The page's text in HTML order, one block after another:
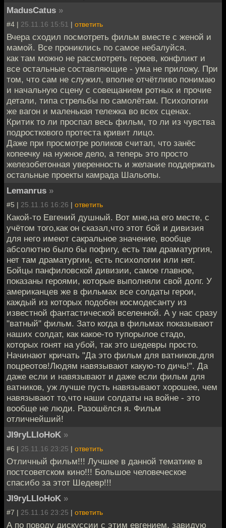
MadusCatus »
#4 | 25.11.16 15:51 | ответить
Вчера сходил посмотреть фильм вместе с женой и
мамой. Все прониклись по самое небалуйся.
как там можно не рассмотреть героев, конфликт и
все остальные составляющие - ума не приложу. При
том, что сам не служил, вполне отчётливо понимаю
и начальную сцену с совещанием ротных и прочие
детали, типа стрельбы по самолётам. Психологии
же вагон и маленькая тележка во всех сценах.
Критик то ли проспал весь фильм, то ли из чувства
подросткового протеста кривит лицо.
Даже при просмотре роликов считал, что занёс
копеечку на нужное дело, а теперь это просто
железобетонная уверенность и желание поддержать
остальные проекты камрада Шальопы.
Lemanrus »
#5 | 25.11.16 16:26 | ответить
Какой-то Евгений душный. Вот мне,на его месте, с
учётом того,как он сказал,что этот бой и дивизия
для него имеют сакральное значение, вообще
абсолютно было бы пофигу, есть там драматургия,
нет там драматургии, есть психологии или нет.
Бойцы панфиловской дивизии, самое главное,
показаны героями, которые выполняли свой долг. У
американцев же в фильмах все солдаты герои,
каждый из которых подобен космодесанту из
известной фантастической вселенной. А у нас сразу
"ватный" фильм. Зато когда в фильмах показывают
наших солдат, как какое-то тупорылое стадо,
которых гонят на убой, так это шедевры просто.
Начинают кричать "Да это фильм для ватников,для
поцреотов!Людям навязывают какую-то дичь!". Да
даже если и навязывают и даже если фильм для
ватников, уж лучше пусть навязывают хорошее, чем
навязывают то,что наши солдаты на войне - это
вообще не люди. Разошёлся я. Фильм
отличнейший!
JI9ryLLIoHoK »
#6 | 25.11.16 23:25 | ответить
Отличный фильм!!! Лучшее в данной тематике в
постсоветском кино!!! Большое человеческое
спасибо за этот Шедевр!!!
JI9ryLLIoHoK »
#7 | 25.11.16 23:25 | ответить
А по поводу дискуссии с этим евгением, завидую